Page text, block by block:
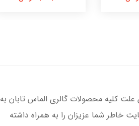
کلیه محصولات گالری الماس تابان به
خاطر شما عزیزان را به همراه داشته